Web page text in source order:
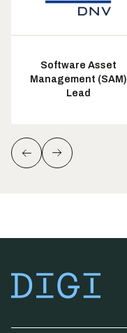
Software Asset
Management (SAM)
Lead